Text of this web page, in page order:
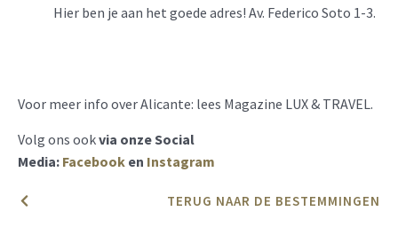
Hier ben je aan het goede adres! Av. Federico Soto 1-3.
Voor meer info over Alicante: lees Magazine LUX & TRAVEL.
Volg ons ookvia onze Social
Media: Facebook en Instagram
TERUG NAAR DE BESTEMMINGEN